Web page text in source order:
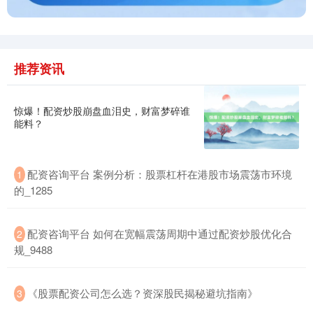
国债指数 229.60 +0.01 0.00%
推荐资讯
惊爆！配资炒股崩盘血泪史，财富梦碎谁
能料？
1 配资咨询平台 案例分析：股票杠杆在港股市场震荡市环境
的_1285
2 配资咨询平台 如何在宽幅震荡周期中通过配资炒股优化合
规_9488
3 《股票配资公司怎么选？资深股民揭秘避坑指南》